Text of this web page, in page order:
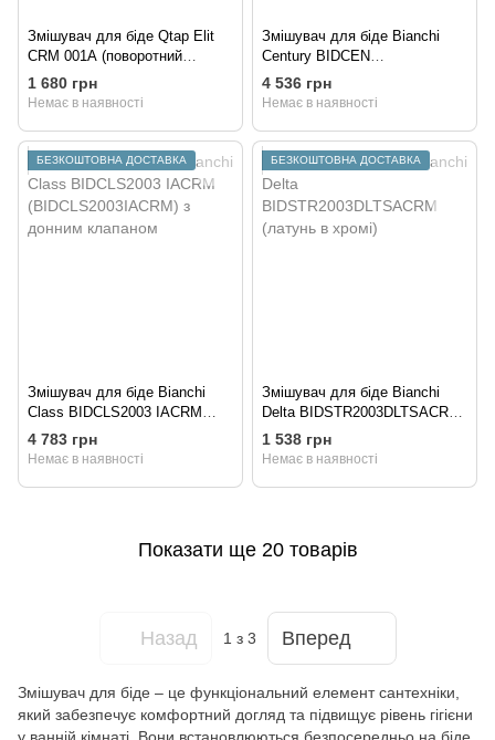
Змішувач для біде Qtap Elit
CRM 001А (поворотний
аератор)
1 680 грн
Немає в наявності
Змішувач для біде Bianchi
Century BIDCEN
BIDCEN20030ACRM з донним
клапаном
4 536 грн
Немає в наявності
БЕЗКОШТОВНА ДОСТАВКА
Змішувач для біде Bianchi
Class BIDCLS2003 IACRM
(BIDCLS2003IACRM) з донним
клапаном
4 783 грн
Немає в наявності
БЕЗКОШТОВНА ДОСТАВКА
Змішувач для біде Bianchi
Delta BIDSTR2003DLTSACRM
(латунь в хромі)
1 538 грн
Немає в наявності
Показати ще 20 товарів
Назад 1 з 3 Вперед
Змішувач для біде – це функціональний елемент сантехніки,
який забезпечує комфортний догляд та підвищує рівень гігієни